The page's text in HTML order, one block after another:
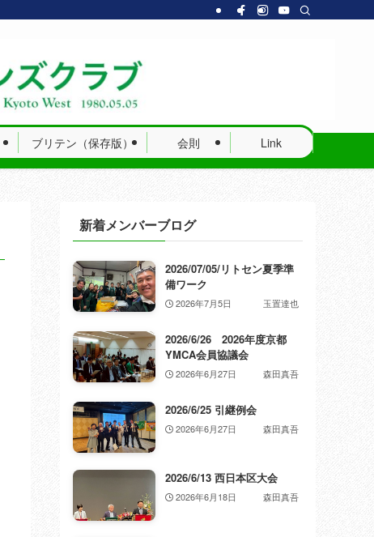
ブリテン（保存版） 会則 Link
新着メンバーブログ
2026/07/05/リトセン夏季準
備ワーク
2026年7月5日 玉置達也
2026/6/26 2026年度京都
YMCA会員協議会
2026年6月27日 森田真吾
2026/6/25 引継例会
2026年6月27日 森田真吾
2026/6/13 西日本区大会
2026年6月18日 森田真吾